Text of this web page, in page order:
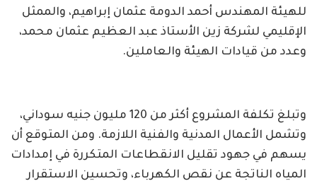
للهيئة المهندس أحمد الدومة عثمان إبراهيم، والممثل
الإقليمي لشركة زين الأستاذ عبد العظيم عثمان محمد،
وعدد من قيادات الهيئة والعاملين.
وتبلغ تكلفة المشروع أكثر من 120 مليون جنيه سوداني،
وتشمل الأعمال المدنية والفنية اللازمة. ومن المتوقع أن
يسهم في جهود تقليل الانقطاعات المتكررة في إمدادات
المياه الناتجة عن نقص الكهرباء، وتحسين الاستقرار